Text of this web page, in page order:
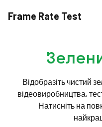
Frame Rate Test
Відобразіть чистий
відеовиробництва,
Натисніть на